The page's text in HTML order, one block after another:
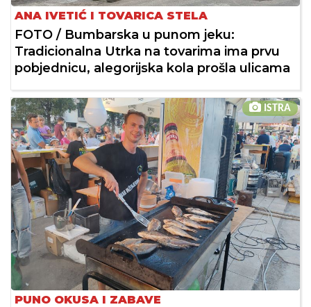
ANA IVETIĆ I TOVARICA STELA
FOTO / Bumbarska u punom jeku:
Tradicionalna Utrka na tovarima ima prvu
pobjednicu, alegorijska kola prošla ulicama
ISTRA
PUNO OKUSA I ZABAVE